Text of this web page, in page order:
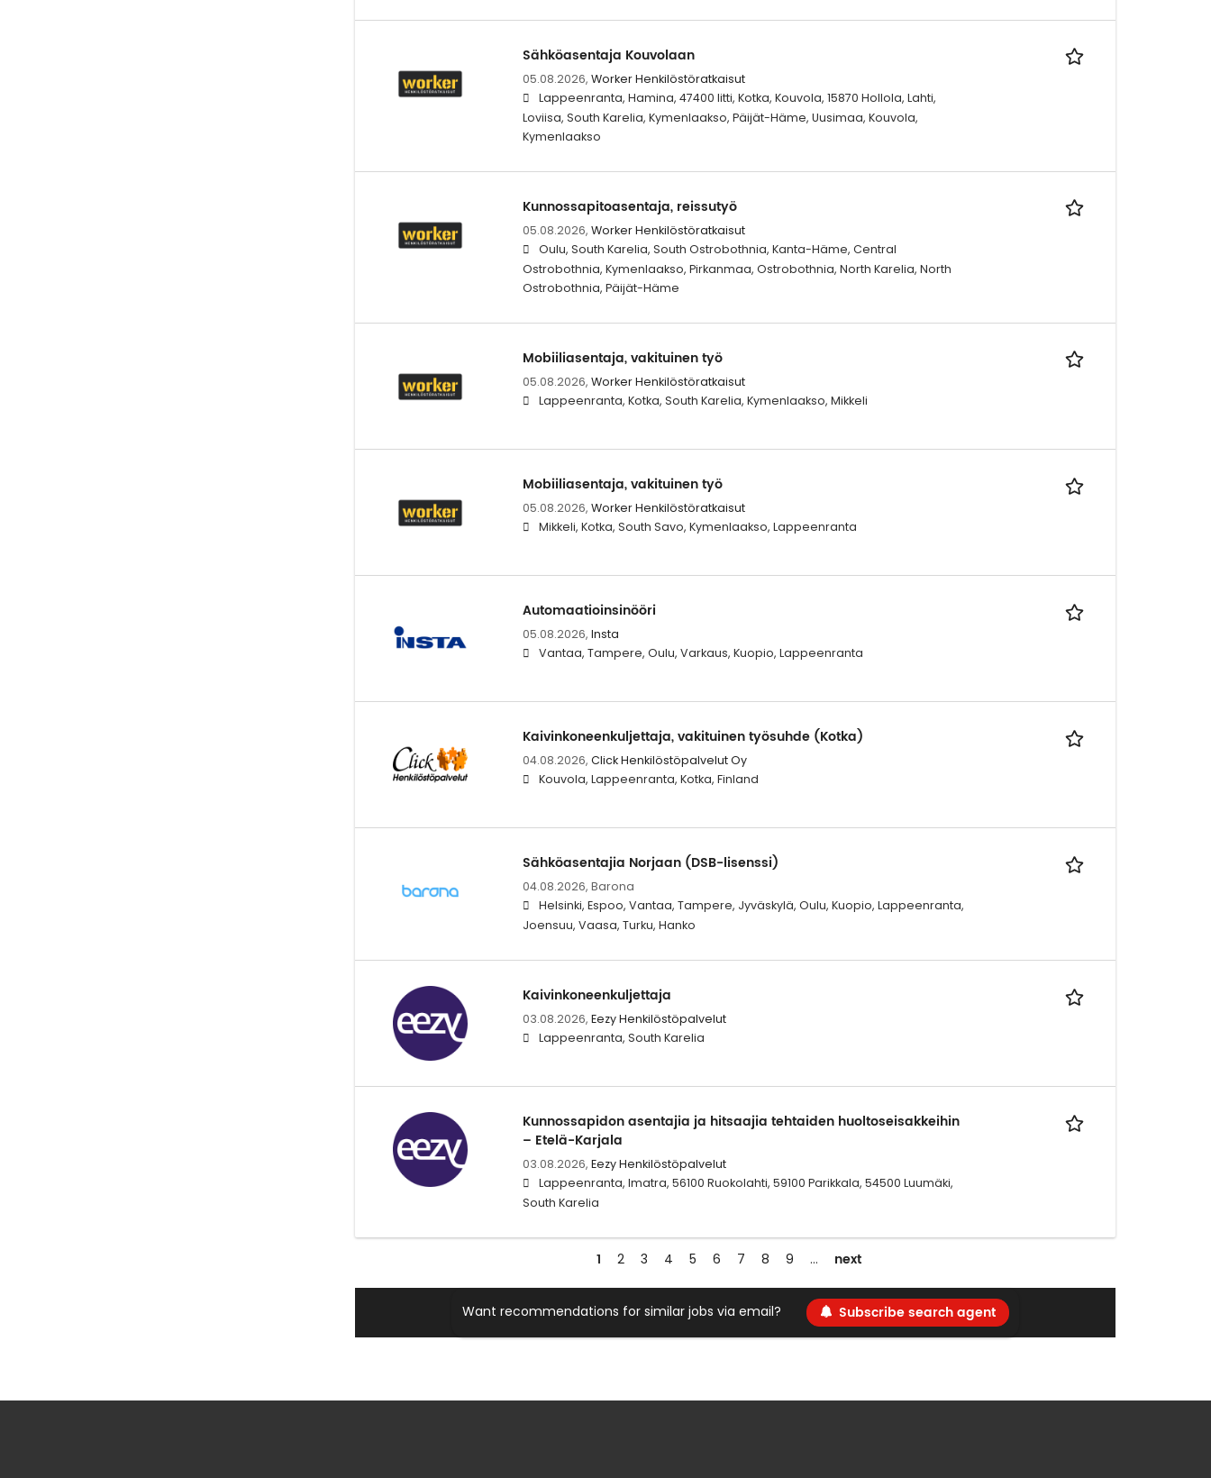
Sähköasentaja Kouvolaan
05.08.2026, Worker Henkilöstöratkaisut
Lappeenranta, Hamina, 47400 Iitti, Kotka, Kouvola, 15870 Hollola, Lahti,
Loviisa, South Karelia, Kymenlaakso, Päijät-Häme, Uusimaa, Kouvola,
Kymenlaakso
Kunnossapitoasentaja, reissutyö
05.08.2026, Worker Henkilöstöratkaisut
Oulu, South Karelia, South Ostrobothnia, Kanta-Häme, Central
Ostrobothnia, Kymenlaakso, Pirkanmaa, Ostrobothnia, North Karelia, North
Ostrobothnia, Päijät-Häme
Mobiiliasentaja, vakituinen työ
05.08.2026, Worker Henkilöstöratkaisut
Lappeenranta, Kotka, South Karelia, Kymenlaakso, Mikkeli
Mobiiliasentaja, vakituinen työ
05.08.2026, Worker Henkilöstöratkaisut
Mikkeli, Kotka, South Savo, Kymenlaakso, Lappeenranta
Automaatioinsinööri
05.08.2026, Insta
Vantaa, Tampere, Oulu, Varkaus, Kuopio, Lappeenranta
Kaivinkoneenkuljettaja, vakituinen työsuhde (Kotka)
04.08.2026, Click Henkilöstöpalvelut Oy
Kouvola, Lappeenranta, Kotka, Finland
Sähköasentajia Norjaan (DSB-lisenssi)
04.08.2026, Barona
Helsinki, Espoo, Vantaa, Tampere, Jyväskylä, Oulu, Kuopio, Lappeenranta,
Joensuu, Vaasa, Turku, Hanko
Kaivinkoneenkuljettaja
03.08.2026, Eezy Henkilöstöpalvelut
Lappeenranta, South Karelia
Kunnossapidon asentajia ja hitsaajia tehtaiden huoltoseisakkeihin
– Etelä-Karjala
03.08.2026, Eezy Henkilöstöpalvelut
Lappeenranta, Imatra, 56100 Ruokolahti, 59100 Parikkala, 54500 Luumäki,
South Karelia
1 2 3 4 5 6 7 8 9 … next
Want recommendations for similar jobs via email? Subscribe search agent